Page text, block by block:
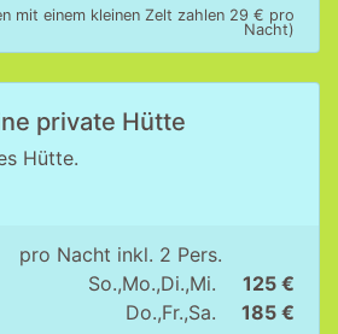
mit einem kleinen Zelt zahlen 29 € pro
Nacht)
private Hütte
Hütte.
pro Nacht inkl. 2 Pers.
So.,Mo.,Di.,Mi.
125 €
Do.,Fr.,Sa.
185 €